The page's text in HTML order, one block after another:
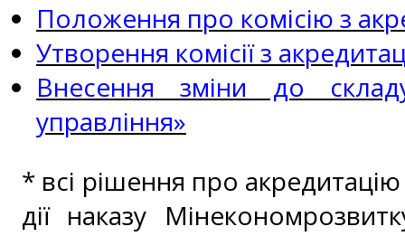
Положення про комісію з
Утворення комісії з
Внесення зміни до складу
управління»
* всі рішення про
дії наказу